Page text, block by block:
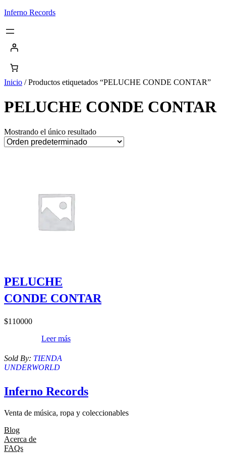
Saltar
contenido
Inferno Records
Inicio / Productos etiquetados “PELUCHE CONDE CONTAR”
PELUCHE CONDE CONTAR
Mostrando el único resultado
PELUCHE
CONDE CONTAR
$110000
Leer más
Sold By: TIENDA
UNDERWORLD
Inferno Records
Venta de música, ropa y coleccionables
Blog
Acerca de
FAQs